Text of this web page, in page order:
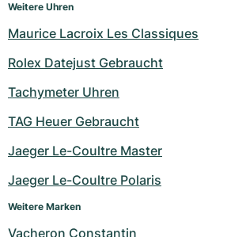
Weitere Uhren
Maurice Lacroix Les Classiques
Rolex Datejust Gebraucht
Tachymeter Uhren
TAG Heuer Gebraucht
Jaeger Le-Coultre Master
Jaeger Le-Coultre Polaris
Weitere Marken
Vacheron Constantin